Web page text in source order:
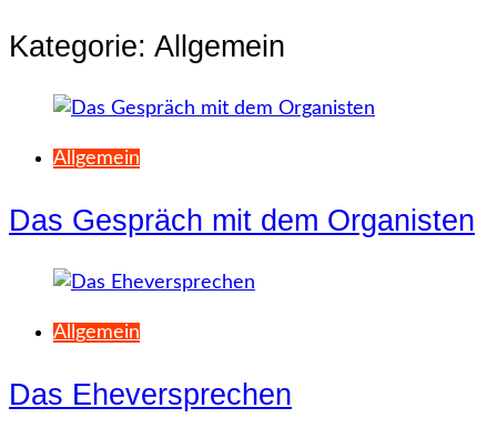
Kategorie: Allgemein
Allgemein
Das Gespräch mit dem Organisten
Allgemein
Das Eheversprechen